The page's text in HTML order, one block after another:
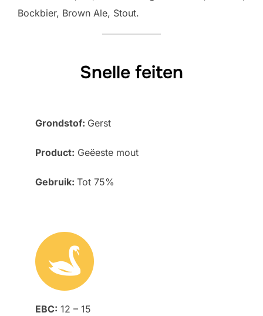
Bockbier, Brown Ale, Stout.
Snelle feiten
Grondstof: Gerst
Product: Geëeste mout
Gebruik: Tot 75%
EBC: 12 – 15